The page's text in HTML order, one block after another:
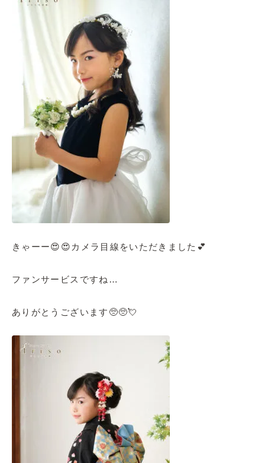
きゃーー😍😍カメラ目線をいただきました💕
ファンサービスですね…
ありがとうございます🥺🥺💘